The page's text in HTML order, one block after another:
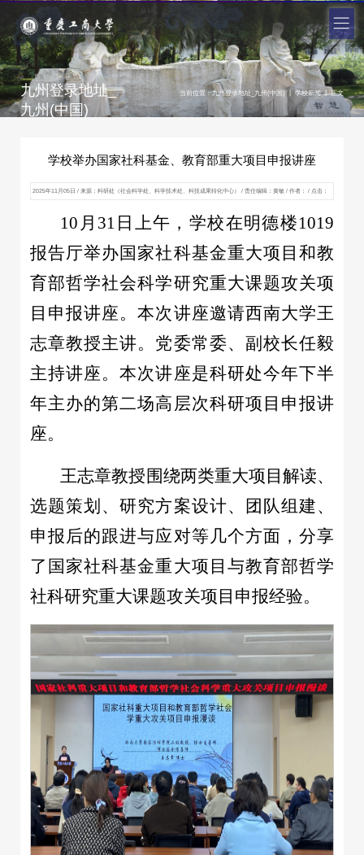
九州登录地址_
九州(中国)
当前位置：九州登录地址_九州(中国) 学校新闻 | 正文
学校举办国家社科基金、教育部重大项目申报讲座
2025年11月05日 / 来源：科研处（社会科学处、科学技术处、科技成果转化中心） / 责任编辑：黄敏 / 作者： / 点击：
10月31日上午，学校在明德楼1019
报告厅举办国家社科基金重大项目和教
育部哲学社会科学研究重大课题攻关项
目申报讲座。本次讲座邀请西南大学王
志章教授主讲。党委常委、副校长任毅
主持讲座。本次讲座是科研处今年下半
年主办的第二场高层次科研项目申报讲
座。
王志章教授围绕两类重大项目解读、
选题策划、研究方案设计、团队组建、
申报后的跟进与应对等几个方面，分享
了国家社科基金重大项目与教育部哲学
社科研究重大课题攻关项目申报经验。